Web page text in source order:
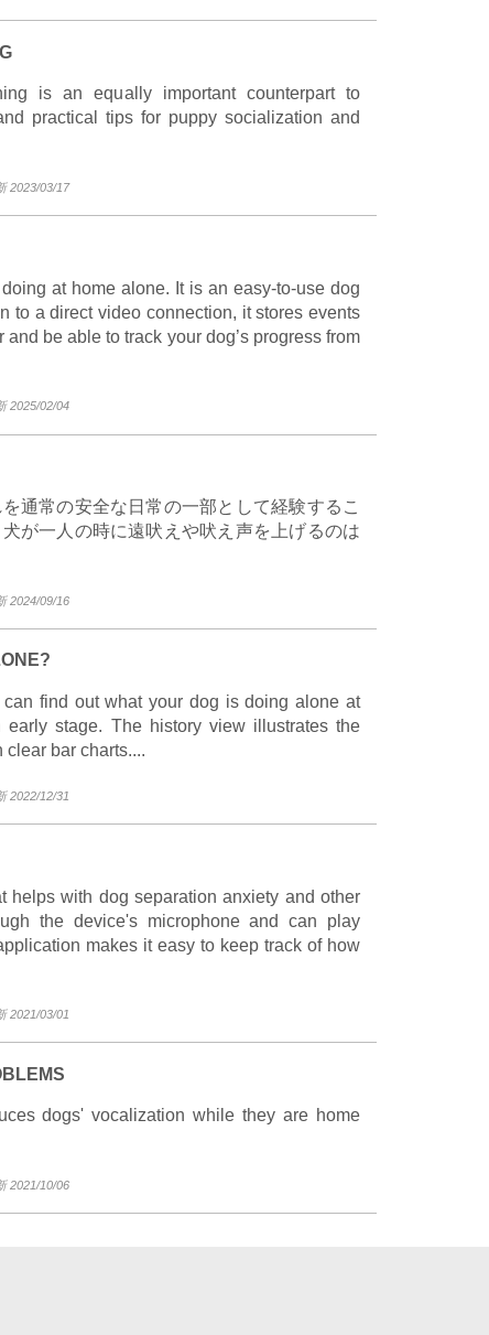
is an equally important counterpart to
practical tips for puppy socialization and
2023/03/17
at home alone. It is an easy-to-use dog
to a direct video connection, it stores events
be able to track your dog’s progress from
2025/02/04
通常の安全な日常の一部として経験するこ
が一人の時に遠吠えや吠え声を上げるのは
2024/09/16
find out what your dog is doing alone at
stage. The history view illustrates the
bar charts....
2022/12/31
helps with dog separation anxiety and other
the device's microphone and can play
makes it easy to keep track of how
2021/03/01
dogs' vocalization while they are home
2021/10/06